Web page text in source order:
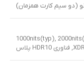
(دو سیم کارت همزمان)
1000nits(typ),
, فناوری HDR10 پلاس